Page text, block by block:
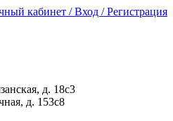
кабинет / Вход / Регистрация
д. 18с3
д. 153с8